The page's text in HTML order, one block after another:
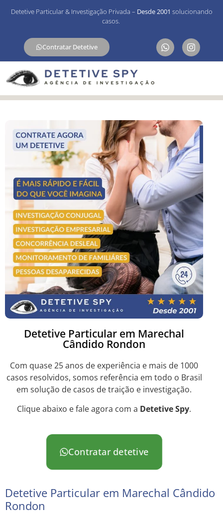
Detetive Particular & Investigação Privada – Desde 2001 solucionando
casos.
Contratar Detetive
Detetive Particular em Marechal
Cândido Rondon
Com quase 25 anos de experiência e mais de 1000
casos resolvidos, somos referência em todo o Brasil
em solução de casos de traição e investigação.
Clique abaixo e fale agora com a Detetive Spy.
Contratar detetive
Detetive Particular em Marechal Cândido
Rondon